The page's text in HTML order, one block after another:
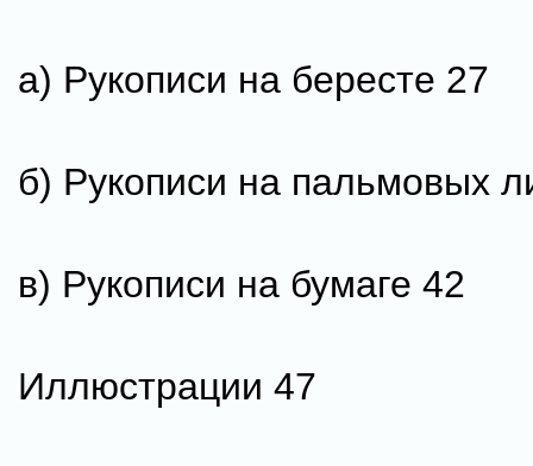
а) Рукописи на бересте 27
б) Рукописи на пальмовых
в) Рукописи на бумаге 42
Иллюстрации 47